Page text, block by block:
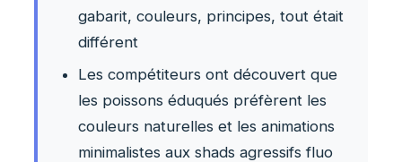
gabarit, couleurs, principes, tout était
différent
Les compétiteurs ont découvert que
les poissons éduqués préfèrent les
couleurs naturelles et les animations
minimalistes aux shads agressifs fluo